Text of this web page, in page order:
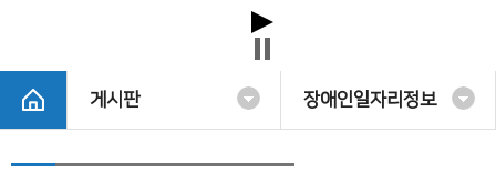
게시판 장애인일자리정보